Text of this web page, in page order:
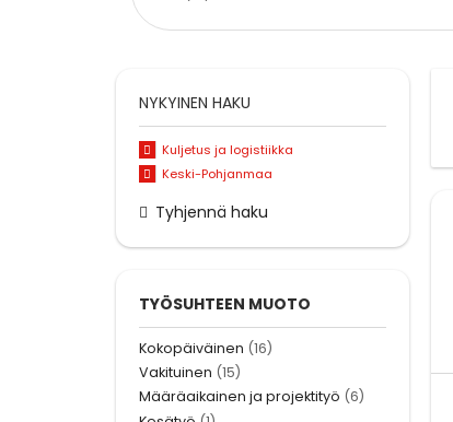
NYKYINEN HAKU
Kuljetus ja logistiikka
Keski-Pohjanmaa
Tyhjennä haku
TYÖSUHTEEN MUOTO
Kokopäiväinen (16)
Vakituinen (15)
Määräaikainen ja projektityö (6)